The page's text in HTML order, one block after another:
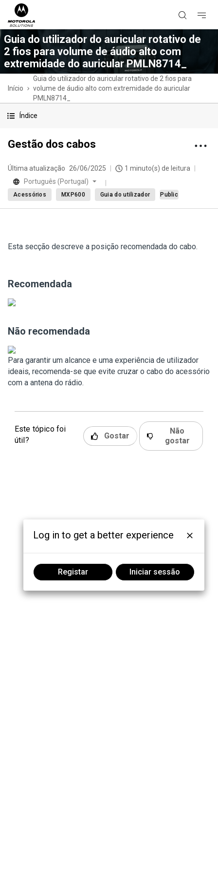
Guia do utilizador do auricular rotativo de
2 fios para volume de áudio alto com
extremidade do auricular PMLN8714_
Início
Guia do utilizador do auricular rotativo de 2 fios para
volume de áudio alto com extremidade do auricular
PMLN8714_
Índice
Gestão dos cabos
Última atualização 26/06/2025
1 minuto(s) de leitura
Português (Portugal)
Acessórios MXP600 Guia do utilizador Public
Esta secção descreve a posição recomendada do cabo.
Recomendada
Não recomendada
Para garantir um alcance e uma experiência de utilizador
ideais, recomenda-se que evite cruzar o cabo do acessório
com a antena do rádio.
Este tópico foi
útil?
Gostar
Não
gostar
Log in to get a better experience
Registar Iniciar sessão